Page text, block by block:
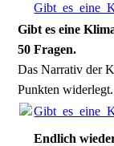
Gibt es eine
50 Fragen.
Das Narrativ der
Punkten widerlegt.
Endlich